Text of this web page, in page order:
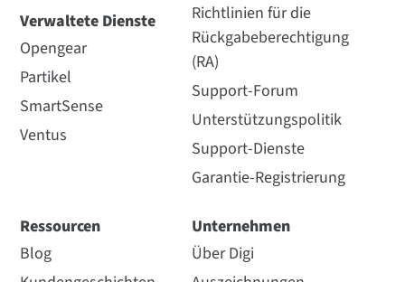
Verwaltete Dienste
Opengear
Partikel
SmartSense
Ventus
Richtlinien für die
Rückgabeberechtigung
(RA)
Support-Forum
Unterstützungspolitik
Support-Dienste
Garantie-Registrierung
Ressourcen
Blog
Unternehmen
Über Digi